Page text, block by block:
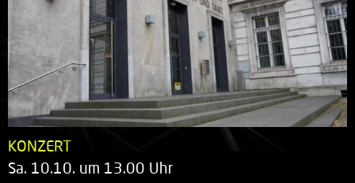
KONZERT
Sa. 10.10. um 13.00 Uhr